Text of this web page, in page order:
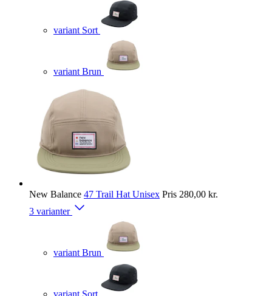
variant Sort
variant Brun
New Balance 47 Trail Hat Unisex Pris 280,00 kr.
3 varianter
variant Brun
variant Sort